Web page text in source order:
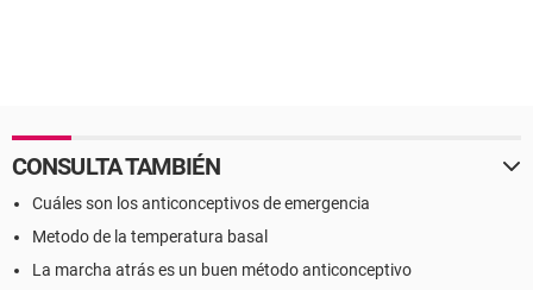
CONSULTA TAMBIÉN
Cuáles son los anticonceptivos de emergencia
Metodo de la temperatura basal
La marcha atrás es un buen método anticonceptivo